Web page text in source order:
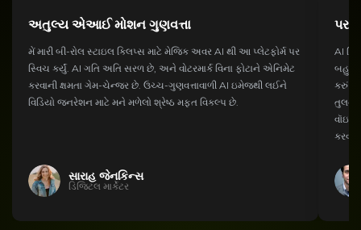
અતુલ્ય એઆઈ મોશન ગુણવત્તા
મેં મારી બી-રોલ સ્ટાઇલ ક્લિપ્સ માટે મેજિક અવર AI થી આ પ્લેટફોર્મ પર
સ્વિચ કર્યું. AI ગતિ અતિ સરળ છે, અને વોટરમાર્ક વિના ફોટાને એનિમેટ
કરવાની ક્ષમતા ગેમ-ચેન્જર છે. ઉચ્ચ-ગુણવત્તાવાળી AI ઇમેજથી લઈને
વિડિયો જનરેશન માટે મને મળેલો શ્રેષ્ઠ મફત વિકલ્પ છે.
સારાહ જેનકિન્સ
ડિજિટલ માર્કેટર
AI
કરું છું.
વૉઇસ